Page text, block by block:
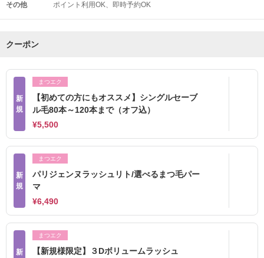
その他 ポイント利用OK 即時予約OK
クーポン
新
規
まつエク
【初めての方にもオススメ】シングルセーブ
ル毛80本～120本まで（オフ込）
¥5,500
新
規
まつエク
パリジェンヌラッシュリト/選べるまつ毛パー
マ
¥6,490
新
まつエク
【新規様限定】３Dボリュームラッシュ